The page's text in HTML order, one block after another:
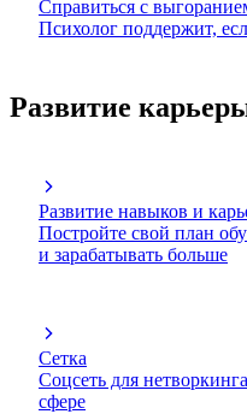
Справиться с
Психолог поддержит,
Развитие
Развитие навыков и
Постройте свой план
и зарабатывать больше
Сетка
Соцсеть для
сфере